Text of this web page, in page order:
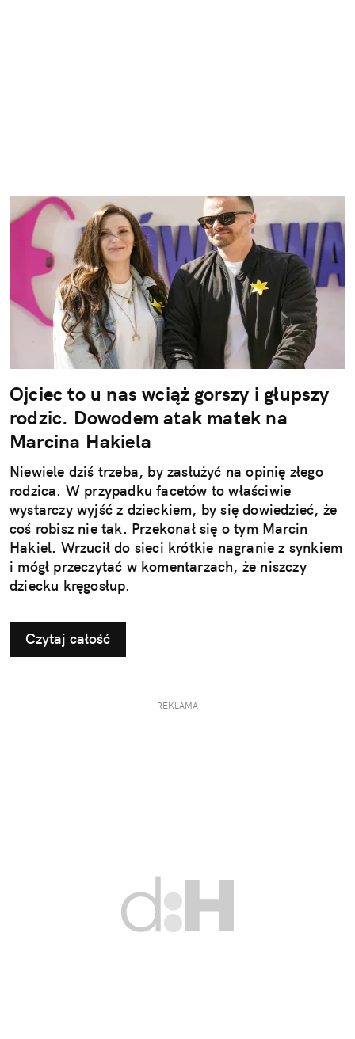
Ojciec to u nas wciąż gorszy i głupszy
rodzic. Dowodem atak matek na
Marcina Hakiela
Niewiele dziś trzeba, by zasłużyć na opinię złego
rodzica. W przypadku facetów to właściwie
wystarczy wyjść z dzieckiem, by się dowiedzieć, że
coś robisz nie tak. Przekonał się o tym Marcin
Hakiel. Wrzucił do sieci krótkie nagranie z synkiem
i mógł przeczytać w komentarzach, że niszczy
dziecku kręgosłup.
Czytaj całość
REKLAMA